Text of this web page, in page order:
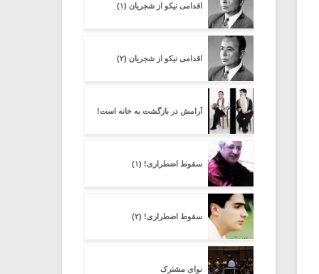
اقدامی نیکو از شجریان (۱)
اقدامی نیکو از شجریان (۲)
آرامش در بازگشت به خانه است!
سقوط اضطراری! (۱)
سقوط اضطراری! (۲)
نوای مشترک